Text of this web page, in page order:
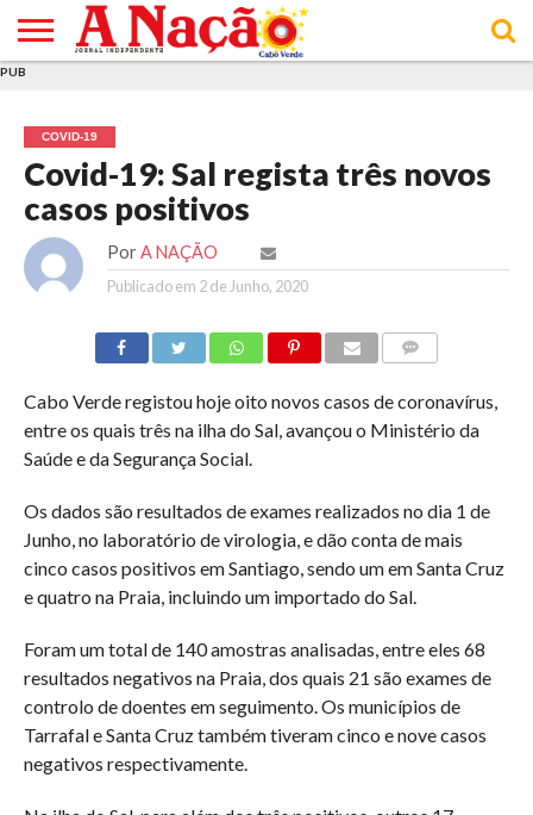
E DE
COOKIES
DE
UTILIZAÇÃO
PUB
COVID-19
Covid-19: Sal regista três novos
casos positivos
Por A NAÇÃO
Publicado em 2 de Junho, 2020
Cabo Verde registou hoje oito novos casos de coronavírus,
entre os quais três na ilha do Sal, avançou o Ministério da
Saúde e da Segurança Social.
Os dados são resultados de exames realizados no dia 1 de
Junho, no laboratório de virologia, e dão conta de mais
cinco casos positivos em Santiago, sendo um em Santa Cruz
e quatro na Praia, incluindo um importado do Sal.
Foram um total de 140 amostras analisadas, entre eles 68
resultados negativos na Praia, dos quais 21 são exames de
controlo de doentes em seguimento. Os municípios de
Tarrafal e Santa Cruz também tiveram cinco e nove casos
negativos respectivamente.